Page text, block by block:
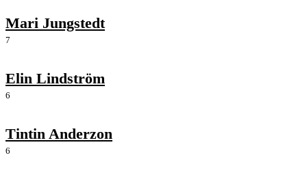
Mari Jungstedt
7
Elin Lindström
6
Tintin Anderzon
6